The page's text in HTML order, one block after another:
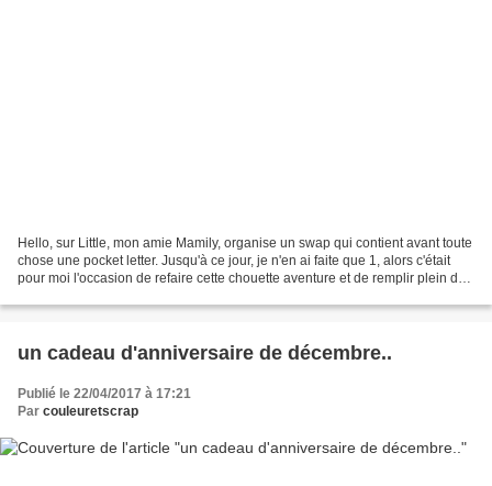
Hello, sur Little, mon amie Mamily, organise un swap qui contient avant toute
chose une pocket letter. Jusqu'à ce jour, je n'en ai faite que 1, alors c'était
pour moi l'occasion de refaire cette chouette aventure et de remplir plein de
un cadeau d'anniversaire de décembre..
Publié le 22/04/2017 à 17:21
Par couleuretscrap